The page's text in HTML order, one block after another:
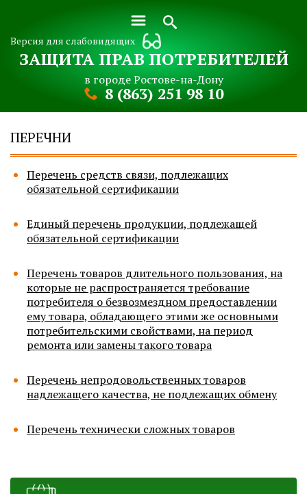
Версия для слабовидящих
ЗАЩИТА ПРАВ ПОТРЕБИТЕЛЕЙ
в городе Ростове-на-Дону
8 (863) 251 98 10
ПЕРЕЧНИ
Перечень средств связи, подлежащих
обязательной сертификации
Единый перечень продукции, подлежащей
обязательной сертификации
Перечень товаров длительного пользования, на
которые не распространяется требование
потребителя о безвозмездном предоставлении
ему товара, обладающего этими же основными
потребительскими свойствами, на период
ремонта или замены такого товара
Перечень непродовольственных товаров
надлежащего качества, не подлежащих обмену
Перечень технически сложных товаров